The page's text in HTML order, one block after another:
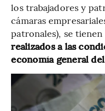
los trabajadores y
cámaras
patronales), se
realizados a las
economía general